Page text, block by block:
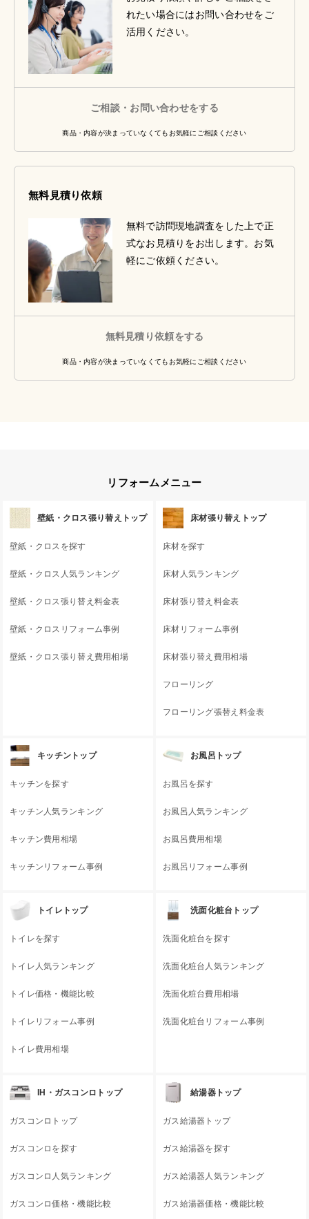
れたい場合にはお問い合わせをご
活用ください。
ご相談・お問い合わせをする
商品・内容が決まっていなくてもお気軽にご相談ください
無料見積り依頼
無料で訪問現地調査をした上で正
式なお見積りをお出します。お気
軽にご依頼ください。
無料見積り依頼をする
商品・内容が決まっていなくてもお気軽にご相談ください
リフォームメニュー
壁紙・クロス張り替えトップ
壁紙・クロスを探す
壁紙・クロス人気ランキング
壁紙・クロス張り替え料金表
壁紙・クロスリフォーム事例
壁紙・クロス張り替え費用相場
床材張り替えトップ
床材を探す
床材人気ランキング
床材張り替え料金表
床材リフォーム事例
床材張り替え費用相場
フローリング
フローリング張替え料金表
キッチントップ
キッチンを探す
キッチン人気ランキング
キッチン費用相場
キッチンリフォーム事例
お風呂トップ
お風呂を探す
お風呂人気ランキング
お風呂費用相場
お風呂リフォーム事例
トイレトップ
トイレを探す
トイレ人気ランキング
トイレ価格・機能比較
トイレリフォーム事例
トイレ費用相場
洗面化粧台トップ
洗面化粧台を探す
洗面化粧台人気ランキング
洗面化粧台費用相場
洗面化粧台リフォーム事例
IH・ガスコンロトップ
ガスコンロトップ
ガスコンロを探す
ガスコンロ人気ランキング
ガスコンロ価格・機能比較
給湯器トップ
ガス給湯器トップ
ガス給湯器を探す
ガス給湯器人気ランキング
ガス給湯器価格・機能比較